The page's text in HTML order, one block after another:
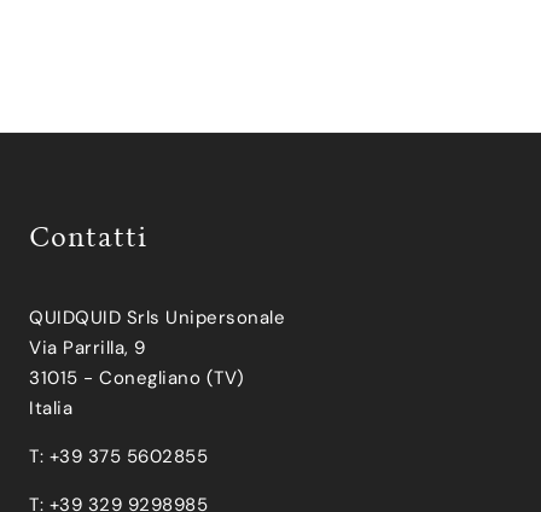
Contatti
QUIDQUID Srls Unipersonale
Via Parrilla, 9
31015 - Conegliano (TV)
Italia
T: +39 375 5602855
T: +39 329 9298985